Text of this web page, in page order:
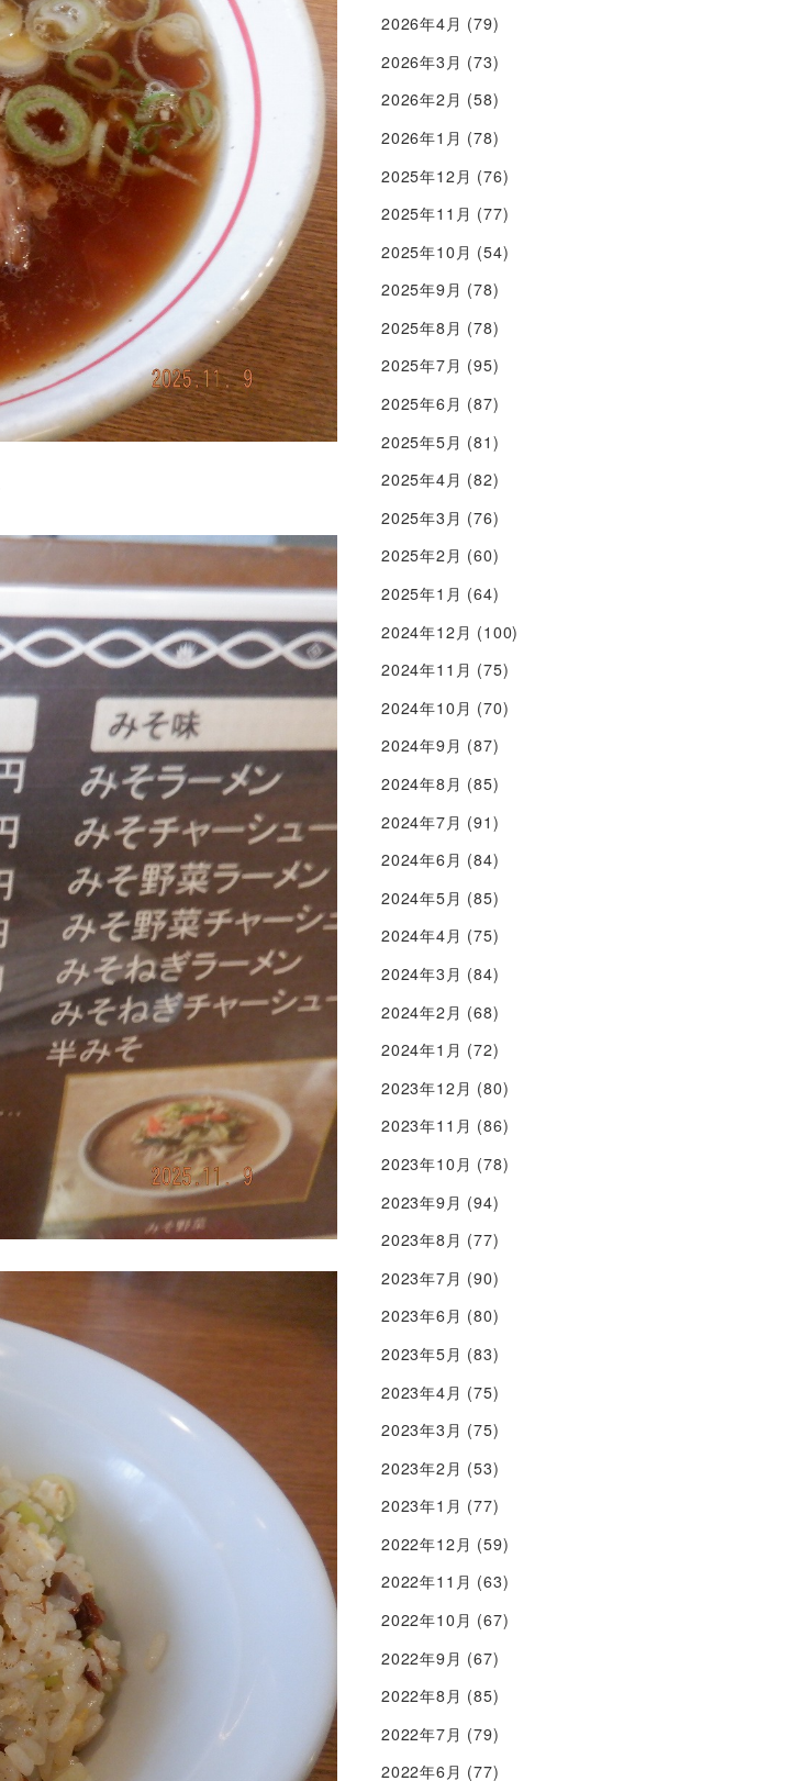
2026年4月 (79)
2026年3月 (73)
2026年2月 (58)
2026年1月 (78)
2025年12月 (76)
2025年11月 (77)
2025年10月 (54)
2025年9月 (78)
2025年8月 (78)
2025年7月 (95)
2025年6月 (87)
2025年5月 (81)
2025年4月 (82)
2025年3月 (76)
2025年2月 (60)
2025年1月 (64)
2024年12月 (100)
2024年11月 (75)
2024年10月 (70)
2024年9月 (87)
2024年8月 (85)
2024年7月 (91)
2024年6月 (84)
2024年5月 (85)
2024年4月 (75)
2024年3月 (84)
2024年2月 (68)
2024年1月 (72)
2023年12月 (80)
2023年11月 (86)
2023年10月 (78)
2023年9月 (94)
2023年8月 (77)
2023年7月 (90)
2023年6月 (80)
2023年5月 (83)
2023年4月 (75)
2023年3月 (75)
2023年2月 (53)
2023年1月 (77)
2022年12月 (59)
2022年11月 (63)
2022年10月 (67)
2022年9月 (67)
2022年8月 (85)
2022年7月 (79)
2022年6月 (77)